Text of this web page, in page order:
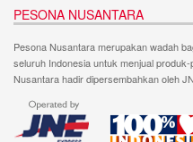
PESONA NUSANTARA
Pesona Nusantara merupakan wadah
seluruh Indonesia untuk menjual
Nusantara hadir dipersembahkan oleh